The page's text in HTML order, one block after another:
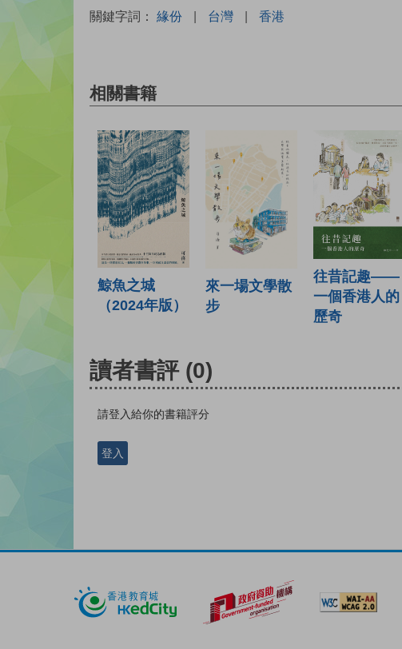
關鍵字詞： 緣份 | 台灣 | 香港
相關書籍
鯨魚之城
（2024年版）
來一場文學散
步
往昔記趣——
一個香港人的
歷奇
讀者書評 (0)
請登入給你的書籍評分
登入